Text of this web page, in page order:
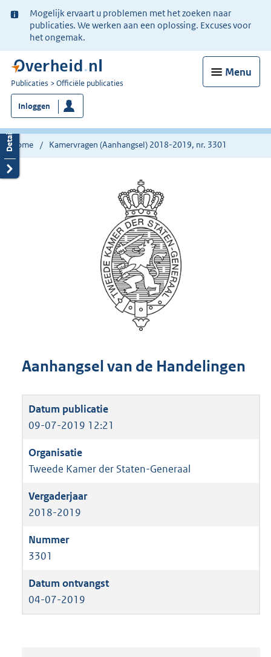
Ter
informatie:
Mogelijk ervaart u problemen met het zoeken naar
publicaties. We werken aan een oplossing. Excuses voor
het ongemak.
Menu
U
bent
nu
hier:
Publicaties Officiële publicaties
Inloggen
Home Kamervragen (Aanhangsel) 2018-2019, nr. 3301
Aanhangsel van de Handelingen
09-07-2019 12:21
Tweede Kamer der Staten-Generaal
2018-2019
3301
04-07-2019